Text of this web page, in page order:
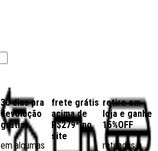
30 dias pra
devolução
grátis
em algumas
frete grátis
acima de
R$279* no
site
retire em
loja e ganhe
15%OFF
retiradas a